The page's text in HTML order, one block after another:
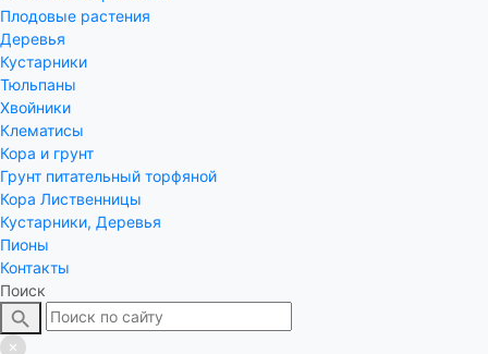
Плодовые растения
Деревья
Кустарники
Тюльпаны
Хвойники
Клематисы
Кора и грунт
Грунт питательный торфяной
Кора Лиственницы
Кустарники, Деревья
Пионы
Контакты
Поиск